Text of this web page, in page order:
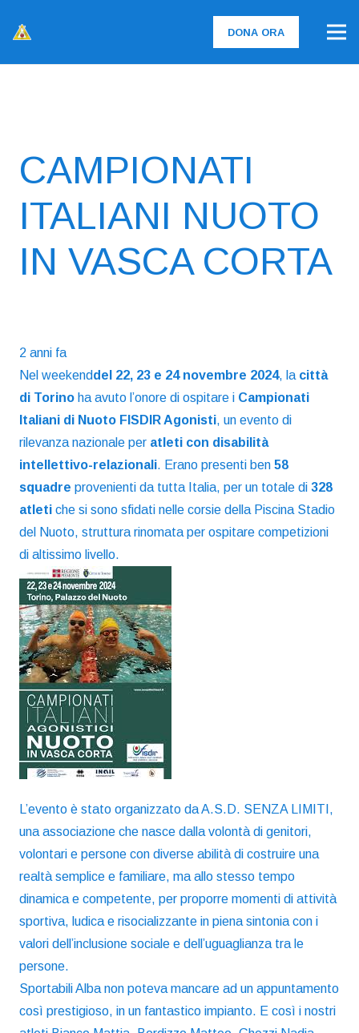
DONA ORA
CAMPIONATI
ITALIANI NUOTO
IN VASCA CORTA
2 anni fa
Nel weekenddel 22, 23 e 24 novembre 2024, la città
di Torino ha avuto l’onore di ospitare i Campionati
Italiani di Nuoto FISDIR Agonisti, un evento di
rilevanza nazionale per atleti con disabilità
intellettivo-relazionali. Erano presenti ben 58
squadre provenienti da tutta Italia, per un totale di 328
atleti che si sono sfidati nelle corsie della Piscina Stadio
del Nuoto, struttura rinomata per ospitare competizioni
di altissimo livello.
L’evento è stato organizzato da A.S.D. SENZA LIMITI,
una associazione che nasce dalla volontà di genitori,
volontari e persone con diverse abilità di costruire una
realtà semplice e familiare, ma allo stesso tempo
dinamica e competente, per proporre momenti di attività
sportiva, ludica e risocializzante in piena sintonia con i
valori dell’inclusione sociale e dell’uguaglianza tra le
persone.
Sportabili Alba non poteva mancare ad un appuntamento
così prestigioso, in un fantastico impianto. E così i nostri